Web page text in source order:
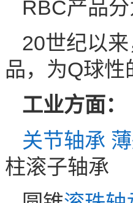
RBC产品
20世纪以
品，为Q球
工业方面：
关节轴承
柱滚子轴承